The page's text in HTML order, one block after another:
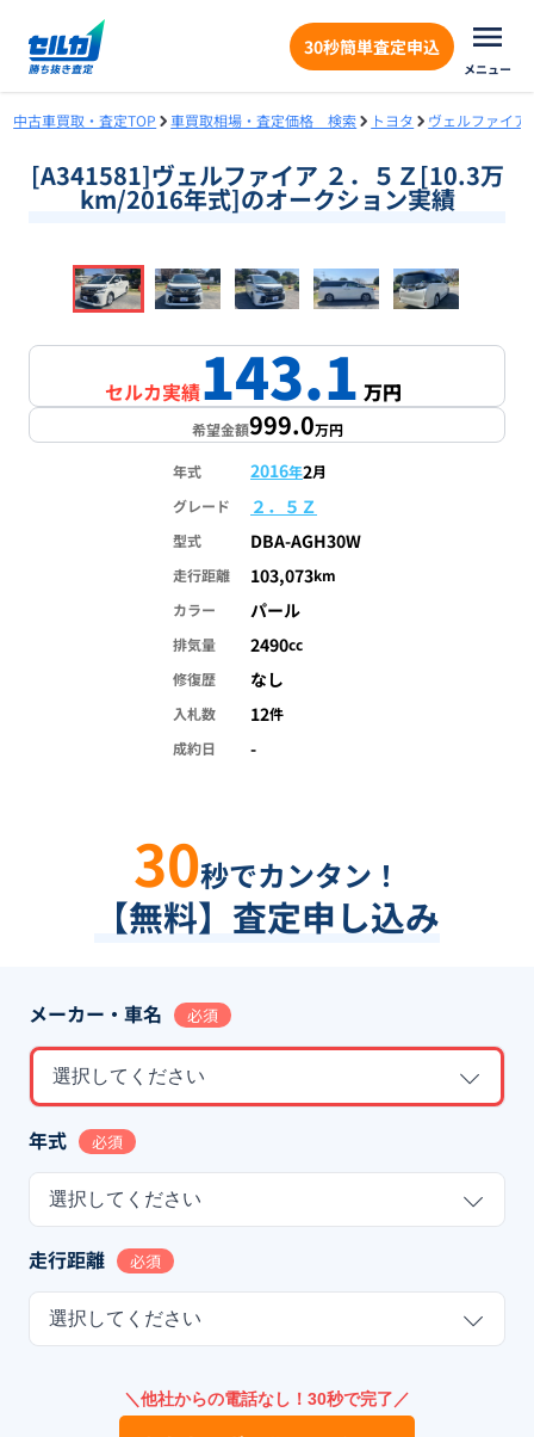
30秒簡単査定申込
メニュー
中古車買取・査定TOP 車買取相場・査定価格 検索 トヨタ ヴェルファイア
[A341581]ヴェルファイア ２．５Ｚ[10.3万
km/2016年式]のオークション実績
1/18
セルカ実績143.1万円
希望金額999.0万円
年式 2016年2月
グレード
２．５Ｚ
型式 DBA-AGH30W
走行距離 103,073km
カラー
パール
排気量 2490cc
修復歴
なし
入札数 12件
成約日
-
30秒でカンタン！
【無料】査定申し込み
メーカー・車名 必須
選択してください
年式 必須
選択してください
走行距離 必須
選択してください
＼他社からの電話なし！30秒で完了／